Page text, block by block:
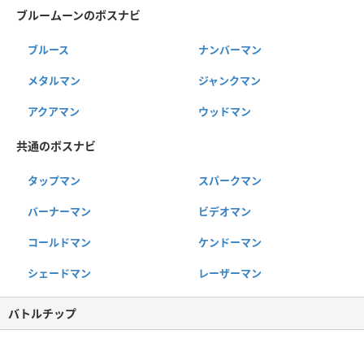
ブルームーンのボスナビ
ブルース ナンバーマン
メタルマン ジャンクマン
アクアマン ウッドマン
共通のボスナビ
タップマン スパークマン
バーナーマン ビデオマン
コールドマン ケンドーマン
シェードマン レーザーマン
バトルチップ